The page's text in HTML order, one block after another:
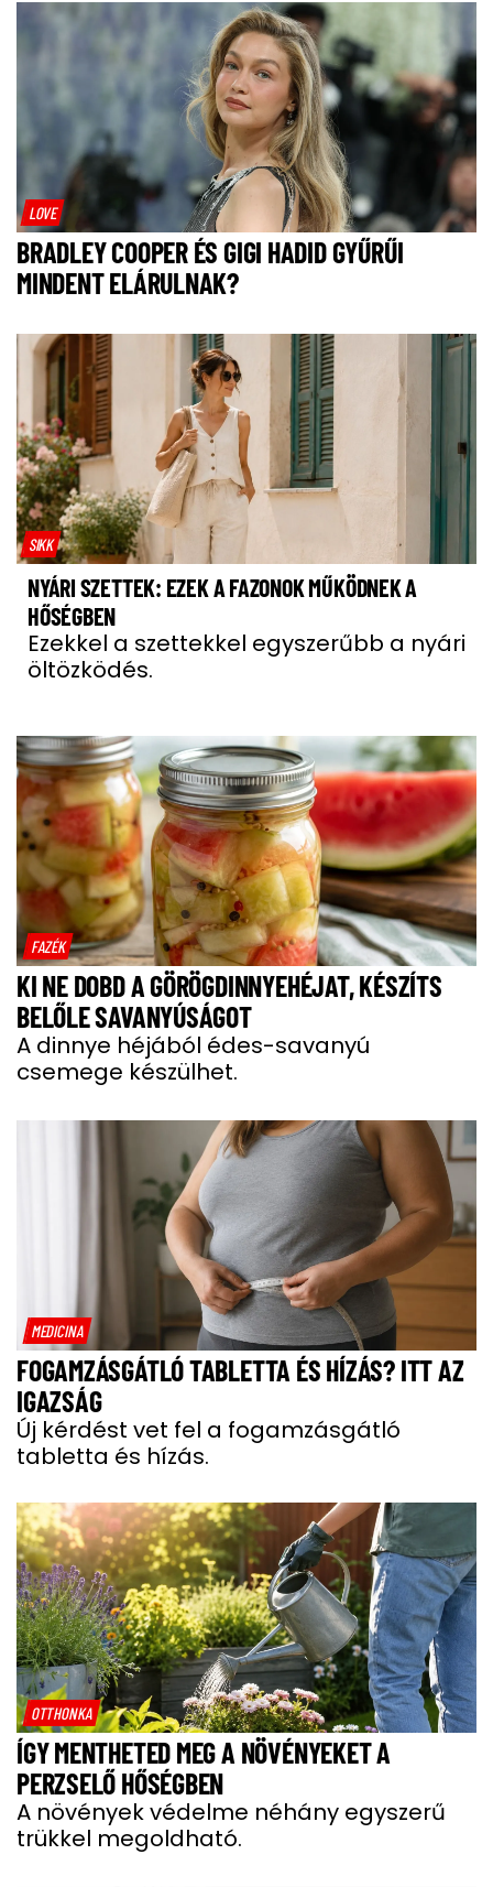
LOVE
BRADLEY COOPER ÉS GIGI HADID GYŰRŰI
MINDENT ELÁRULNAK?
SIKK
NYÁRI SZETTEK: EZEK A FAZONOK MŰKÖDNEK A
HŐSÉGBEN
Ezekkel a szettekkel egyszerűbb a nyári
öltözködés.
FAZÉK
KI NE DOBD A GÖRÖGDINNYEHÉJAT, KÉSZÍTS
BELŐLE SAVANYÚSÁGOT
A dinnye héjából édes-savanyú
csemege készülhet.
MEDICINA
FOGAMZÁSGÁTLÓ TABLETTA ÉS HÍZÁS? ITT AZ
IGAZSÁG
Új kérdést vet fel a fogamzásgátló
tabletta és hízás.
OTTHONKA
ÍGY MENTHETED MEG A NÖVÉNYEKET A
PERZSELŐ HŐSÉGBEN
A növények védelme néhány egyszerű
trükkel megoldható.